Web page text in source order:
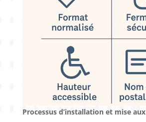
Processus d’installation et mise